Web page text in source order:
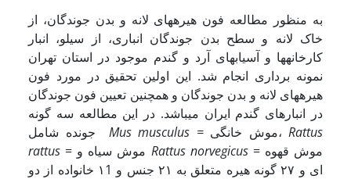
به منظور مطالعه فون هیره­های لانه و بدن جوندگان، از
خاک لانه و سطح بدن جوندگان انباری، از سیلو، انبار
کارخانه­ها و آسیابهای آرد و گندم موجود در استان تهران
نمونه برداری انجام شد. این اولین تحقیق در مورد فون
هیره­های لانه و بدن جوندگان و همچنین تعیین فون جوندگان
در انبارهای گندم ایران می­باشد. در این مطالعه سه گونه
Mus musculus = موش خانگی، Rattus
rattus
Rattus norvegicus= موش قهوه
ای و ٢٧ گونه هیره متعلق به ٢١ جنس و ۱1 خانواده از دو